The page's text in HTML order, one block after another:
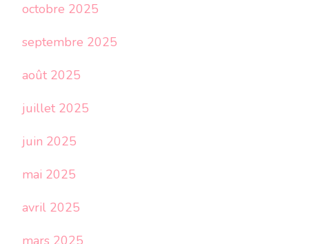
octobre 2025
septembre 2025
août 2025
juillet 2025
juin 2025
mai 2025
avril 2025
mars 2025